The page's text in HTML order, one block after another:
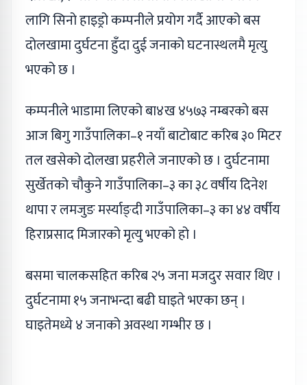
लागि सिनो हाइड्रो कम्पनीले प्रयोग गर्दै आएको बस
दोलखामा दुर्घटना हुँदा दुई जनाको घटनास्थलमै मृत्यु
भएको छ ।
कम्पनीले भाडामा लिएको बा४ख ४५७३ नम्बरको बस
आज बिगु गाउँपालिका–१ नयाँ बाटोबाट करिब ३० मिटर
तल खसेको दोलखा प्रहरीले जनाएको छ । दुर्घटनामा
सुर्खेतको चौकुने गाउँपालिका–३ का ३८ वर्षीय दिनेश
थापा र लमजुङ मर्स्याङ्दी गाउँपालिका–३ का ४४ वर्षीय
हिराप्रसाद मिजारको मृत्यु भएको हो ।
बसमा चालकसहित करिब २५ जना मजदुर सवार थिए ।
दुर्घटनामा १५ जनाभन्दा बढी घाइते भएका छन् ।
घाइतेमध्ये ४ जनाको अवस्था गम्भीर छ ।